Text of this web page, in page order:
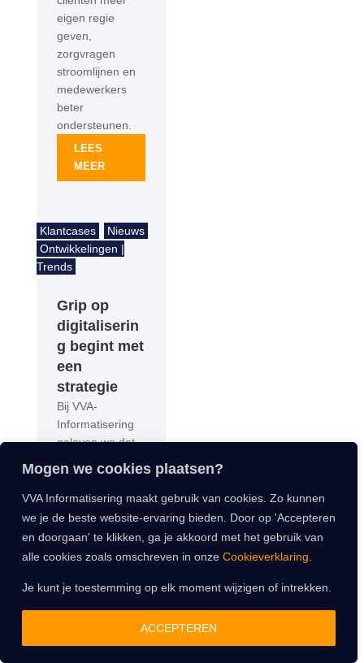
Mogen we cookies plaatsen?
VVA Informatisering maakt gebruik van cookies. Zo kunnen
we je de beste website-ervaring bieden. Door op 'Accepteren
en doorgaan' te klikken, ga je akkoord met het gebruik van
alle cookies zoals omschreven in onze Cookieverklaring
Je kunt je toestemming op elk moment wijzigen of intrekken.
ACCEPTEREN
eigen regie
geven,
zorgvragen
stroomlijnen en
medewerkers
beter
ondersteunen.
LEES
MEER
Klantcases
Nieuws
Ontwikkelingen |
Trends
Grip op
digitaliserin
g begint met
een
strategie
Bij VVA-
Informatisering
geloven we dat
waarde heeft als
het het werk van
mensen écht
beter maakt. Dat
het project van